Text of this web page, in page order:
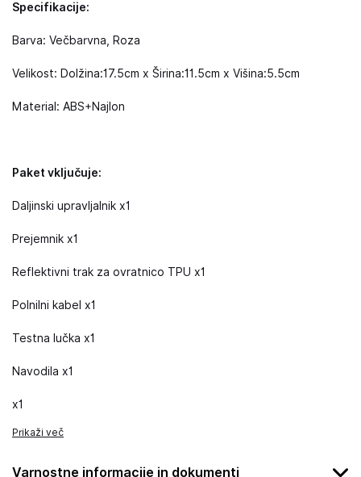
Specifikacije:
Barva: Večbarvna, Roza
Velikost: Dolžina:17.5cm x Širina:11.5cm x Višina:5.5cm
Material: ABS+Najlon
Paket vključuje:
Daljinski upravljalnik x1
Prejemnik x1
Reflektivni trak za ovratnico TPU x1
Polnilni kabel x1
Testna lučka x1
Navodila x1
x1
Prikaži več
Varnostne informacije in dokumenti